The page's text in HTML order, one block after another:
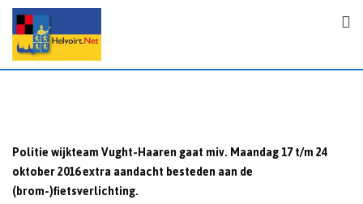
p
Politie wijkteam Vught-Haaren gaat miv. Maandag 17 t/m 24
oktober 2016 extra aandacht besteden aan de
(brom-)fietsverlichting.